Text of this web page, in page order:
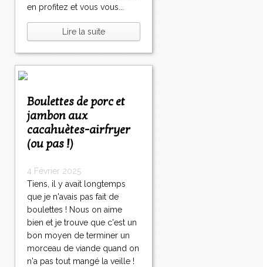
en profitez et vous vous...
Lire la suite
Boulettes de porc et
jambon aux
cacahuètes-airfryer
(ou pas !)
4 Février 2025
Tiens, il y avait longtemps
que je n'avais pas fait de
boulettes ! Nous on aime
bien et je trouve que c'est un
bon moyen de terminer un
morceau de viande quand on
n'a pas tout mangé la veille !